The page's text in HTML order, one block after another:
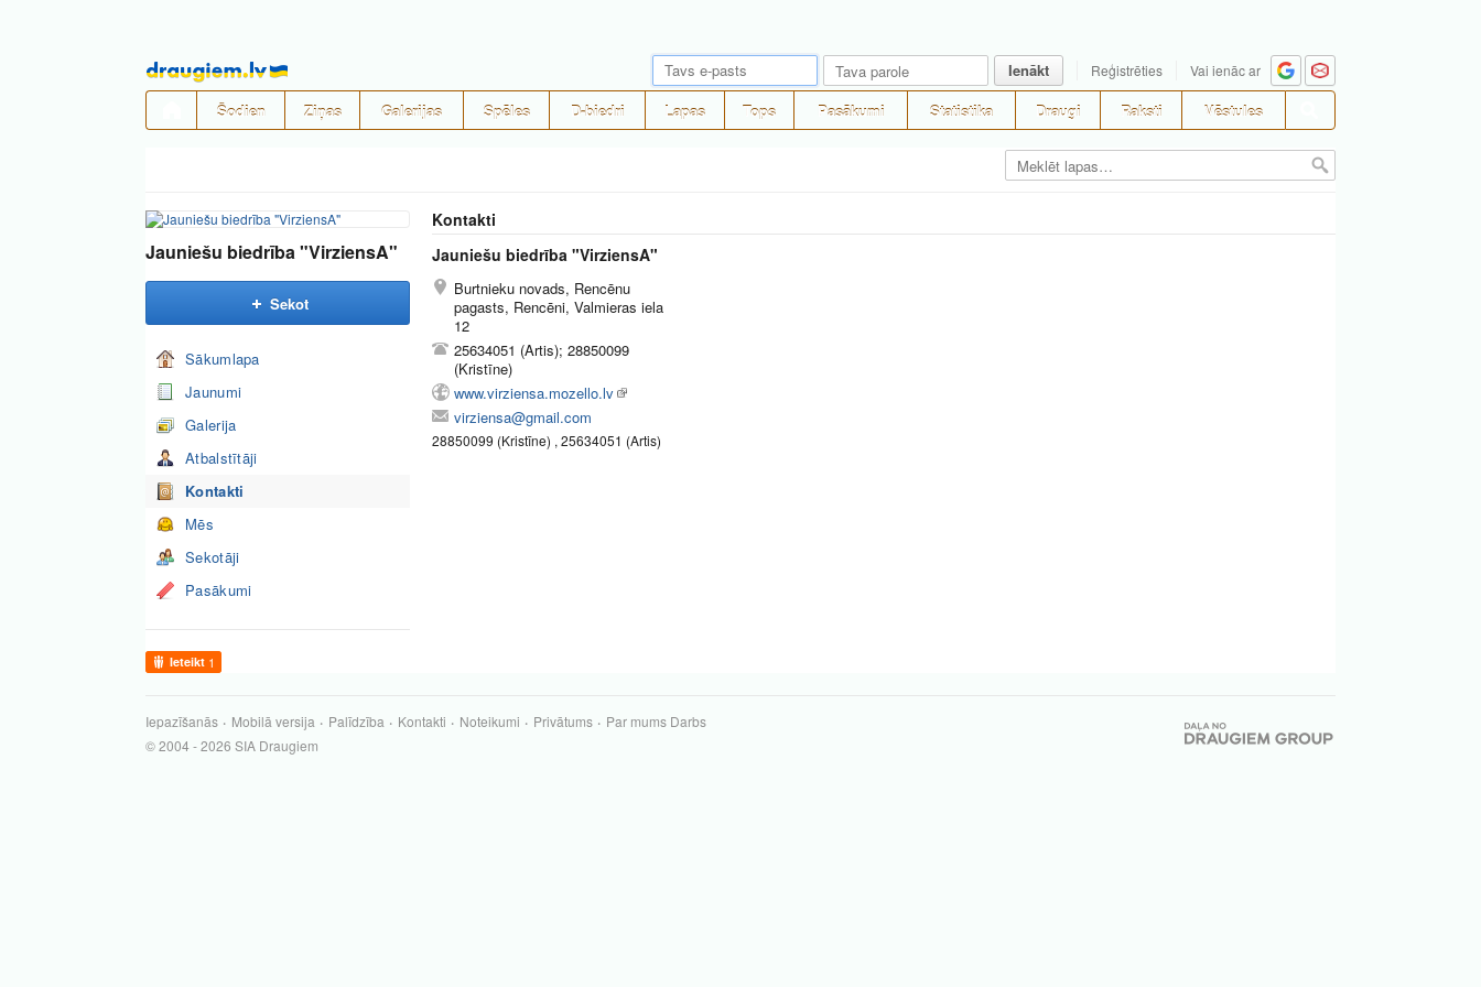
Pāriet
uz
saturu
Ienākt Reģistrēties Vai ienāc ar
Šodien Ziņas Galerijas Spēles D-biedri Lapas Tops Pasākumi Statistika Draugi Raksti Vēstules
Jauniešu biedrība "VirziensA"
Sekot
Sākumlapa
Jaunumi
Galerija
Atbalstītāji
Kontakti
Mēs
Sekotāji
Pasākumi
Ieteikt 1
Kontakti
Jauniešu biedrība "VirziensA"
Burtnieku novads, Rencēnu
pagasts, Rencēni, Valmieras iela
12
25634051 (Artis); 28850099
(Kristīne)
www.virziensa.mozello.lv
virziensa@gmail.com
28850099 (Kristīne) , 25634051 (Artis)
Iepazīšanās Mobilā versija Palīdzība Kontakti Noteikumi Privātums Par mums Darbs
© 2004 - 2026 SIA Draugiem